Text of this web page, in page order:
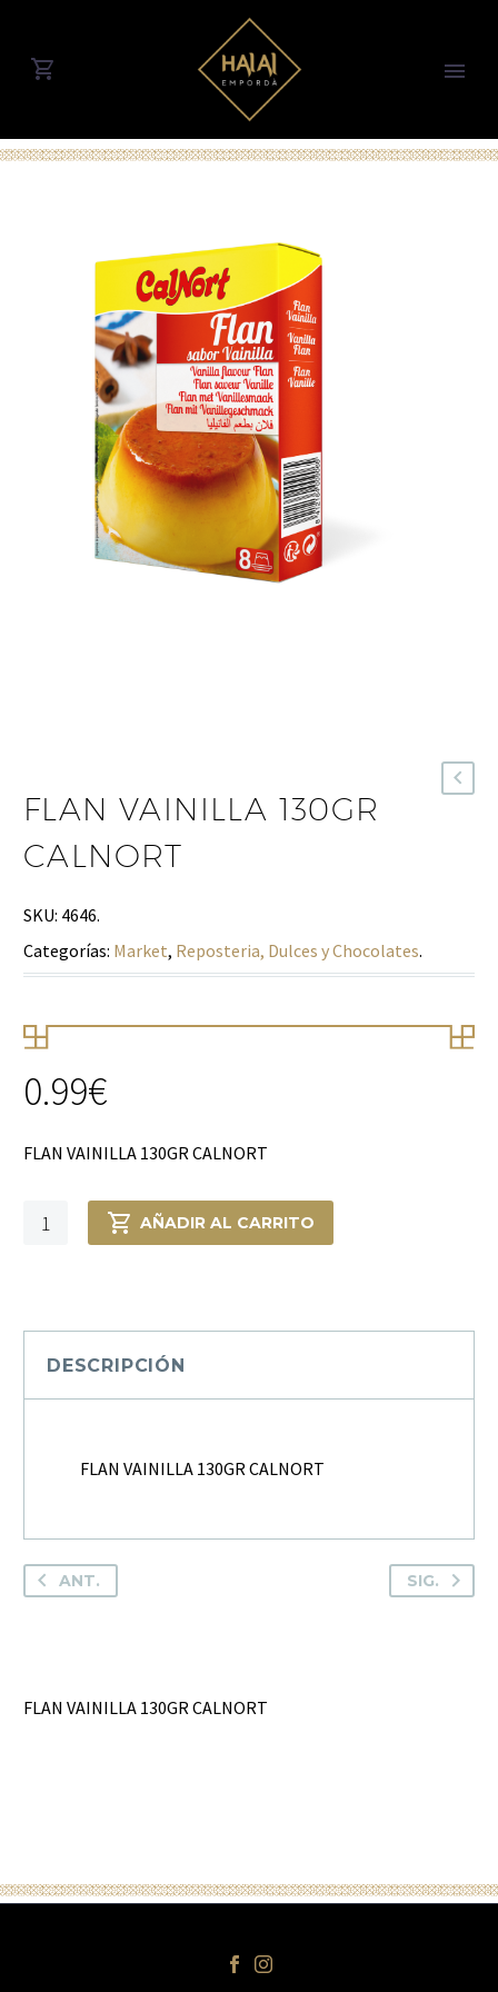
FLAN VAINILLA 130GR
CALNORT
SKU: 4646.
Categorías: Market, Reposteria, Dulces y Chocolates.
0.99€
FLAN VAINILLA 130GR CALNORT
FLAN
VAINILLA
AÑADIR AL CARRITO
DESCRIPCIÓN
FLAN VAINILLA 130GR CALNORT
ANT. SIG.
FLAN VAINILLA 130GR CALNORT